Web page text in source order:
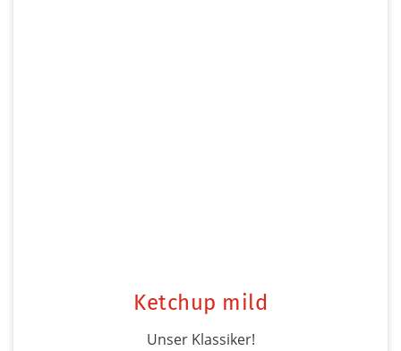
Ketchup mild
Unser Klassiker!